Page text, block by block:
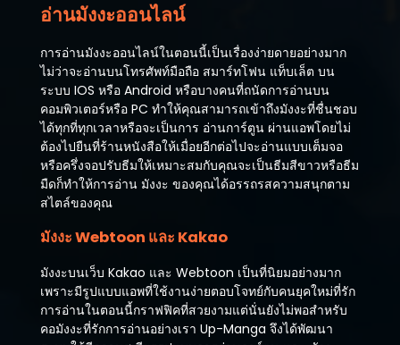
อ่านมังงะออนไลน์
การอ่านมังงะออนไลน์ในตอนนี้เป็นเรื่องง่ายดายอย่างมาก
ไม่ว่าจะอ่านบนโทรศัพท์มือถือ สมาร์ทโฟน แท็บเล็ต บน
ระบบ IOS หรือ Android หรือบางคนที่ถนัดการอ่านบน
คอมพิวเตอร์หรือ PC ทำให้คุณสามารถเข้าถึงมังงะที่ชื่นชอบ
ได้ทุกที่ทุกเวลาหรือจะเป็นการ อ่านการ์ตูน ผ่านแอพโดยไม่
ต้องไปยืนที่ร้านหนังสือให้เมื่อยอีกต่อไปจะอ่านแบบเต็มจอ
หรือครึ่งจอปรับธีมให้เหมาะสมกับคุณจะเป็นธีมสีขาวหรือธีม
มืดก็ทำให้การอ่าน มังงะ ของคุณได้อรรถรสความสนุกตาม
สไตล์ของคุณ
มังงะ Webtoon และ Kakao
มังงะบนเว็บ Kakao และ Webtoon เป็นที่นิยมอย่างมาก
เพราะมีรูปแบบแอพที่ใช้งานง่ายตอบโจทย์กับคนยุคใหม่ที่รัก
การอ่านในตอนนี้กราฟฟิคที่สวยงามแต่นั่นยังไม่พอสำหรับ
คอมังงะที่รักการอ่านอย่างเรา Up-Manga จึงได้พัฒนา